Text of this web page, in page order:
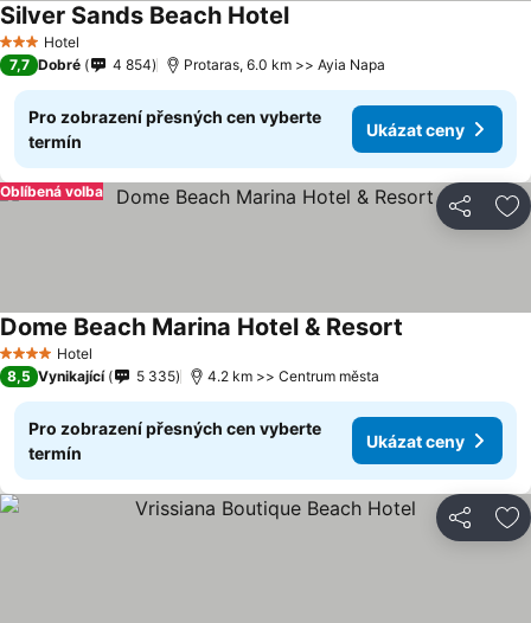
3 Počet hvězdiček
Hotel
Silver Sands Beach HotelUkázat ceny
7,7 Dobré 4 854 Protaras, 6.0 km >> Ayia Napa
Pro zobrazení přesných cen vyberte
termín
Ukázat ceny
Sdílet
Oblíbená volba
4 Počet hvězdiček
Hotel
Dome Beach Marina Hotel & Resort
8,5 Vynikající 5 335 4.2 km >> Centrum města
Pro zobrazení přesných cen vyberte
termín
Ukázat ceny
Sdílet